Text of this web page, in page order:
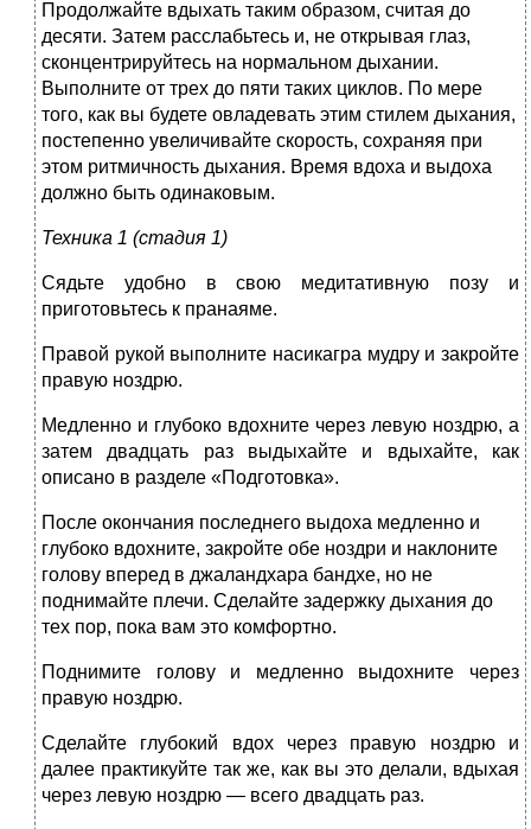
Продолжайте вдыхать таким образом, считая до
десяти. Затем расслабьтесь и, не открывая глаз,
сконцентрируйтесь на нормальном дыхании.
Выполните от трех до пяти таких циклов. По мере
того, как вы будете овладевать этим стилем дыхания,
постепенно увеличивайте скорость, сохраняя при
этом ритмичность дыхания. Время вдоха и выдоха
должно быть одинаковым.
Техника 1 (стадия 1)
Сядьте удобно в свою медитативную позу и
приготовьтесь к пранаяме.
Правой рукой выполните насикагра мудру и закройте
правую ноздрю.
Медленно и глубоко вдохните через левую ноздрю, а
затем двадцать раз выдыхайте и вдыхайте, как
описано в разделе «Подготовка».
После окончания последнего выдоха медленно и
глубоко вдохните, закройте обе ноздри и наклоните
голову вперед в джаландхара бандхе, но не
поднимайте плечи. Сделайте задержку дыхания до
тех пор, пока вам это комфортно.
Поднимите голову и медленно выдохните через
правую ноздрю.
Сделайте глубокий вдох через правую ноздрю и
далее практикуйте так же, как вы это делали, вдыхая
через левую ноздрю — всего двадцать раз.